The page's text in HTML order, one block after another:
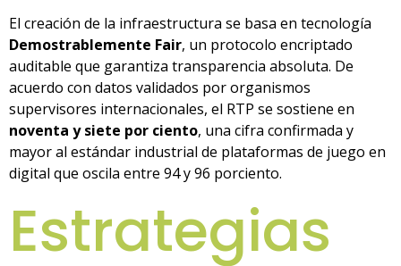
El creación de la infraestructura se basa en tecnología
Demostrablemente Fair, un protocolo encriptado
auditable que garantiza transparencia absoluta. De
acuerdo con datos validados por organismos
supervisores internacionales, el RTP se sostiene en
noventa y siete por ciento, una cifra confirmada y
mayor al estándar industrial de plataformas de juego en
digital que oscila entre 94 y 96 porciento.
Estrategias